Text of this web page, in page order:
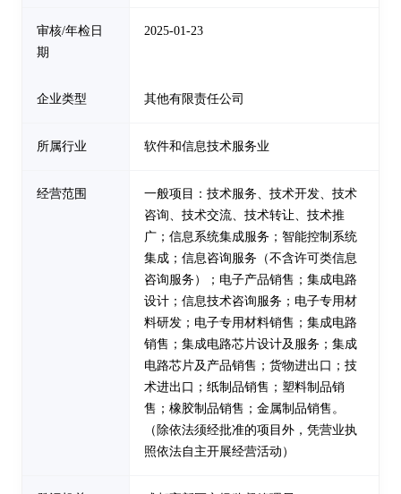
审核/年检日
期
2025-01-23
企业类型 其他有限责任公司
所属行业 软件和信息技术服务业
经营范围
一般项目：技术服务、技术开发、技术
咨询、技术交流、技术转让、技术推
广；信息系统集成服务；智能控制系统
集成；信息咨询服务（不含许可类信息
咨询服务）；电子产品销售；集成电路
设计；信息技术咨询服务；电子专用材
料研发；电子专用材料销售；集成电路
销售；集成电路芯片设计及服务；集成
电路芯片及产品销售；货物进出口；技
术进出口；纸制品销售；塑料制品销
售；橡胶制品销售；金属制品销售。
（除依法须经批准的项目外，凭营业执
照依法自主开展经营活动）